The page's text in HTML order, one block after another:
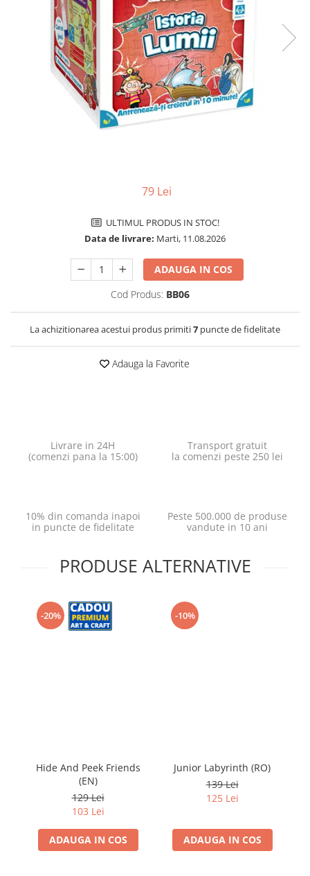
Jocuri pentru o persoana
Jocuri pentru 2 persoane
Game cunoscute
Carcassonne
Vezi toate jocurile de societate
79 Lei
ULTIMUL PRODUS IN STOC!
Data de livrare: Marti, 11.08.2026
ADAUGA IN COS
Cod Produs: BB06
La achizitionarea acestui produs primiti7 puncte de fidelitate
Adauga la Favorite
Livrare in 24H
(comenzi pana la 15:00)
Transport gratuit
la comenzi peste 250 lei
10% din comanda inapoi
in puncte de fidelitate
Peste 500.000 de produse
vandute in 10 ani
PRODUSE ALTERNATIVE
-20%
Hide And Peek Friends
(EN)
129 Lei
103 Lei
ADAUGA IN COS
-10%
Junior Labyrinth (RO)
139 Lei
125 Lei
ADAUGA IN COS